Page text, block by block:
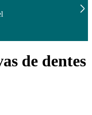
de dentes